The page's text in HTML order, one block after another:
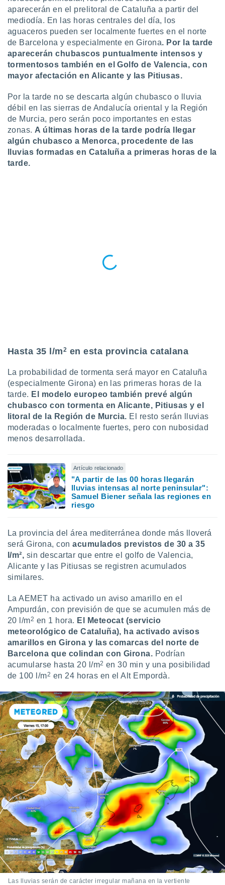
utilizar
crear un
uso de
contenido
medir el
de la
el
del
de
a través
1199
aparecerán en el prelitoral de Cataluña a partir del
mediodía. En las horas centrales del día, los
aguaceros pueden ser localmente fuertes en el norte
de Barcelona y especialmente en Girona. Por la tarde
aparecerán chubascos puntualmente intensos y
tormentosos también en el Golfo de Valencia, con
mayor afectación en Alicante y las Pitiusas.
Por la tarde no se descarta algún chubasco o lluvia
débil en las sierras de Andalucía oriental y la Región
de Murcia, pero serán poco importantes en estas
zonas. A últimas horas de la tarde podría llegar
algún chubasco a Menorca, procedente de las
lluvias formadas en Cataluña a primeras horas de la
tarde.
Hasta 35 l/m2 en esta provincia catalana
La probabilidad de tormenta será mayor en Cataluña
(especialmente Girona) en las primeras horas de la
tarde. El modelo europeo también prevé algún
chubasco con tormenta en Alicante, Pitiusas y el
litoral de la Región de Murcia. El resto serán lluvias
moderadas o localmente fuertes, pero con nubosidad
menos desarrollada.
Artículo relacionado
"A partir de las 00 horas llegarán
lluvias intensas al norte peninsular":
Samuel Biener señala las regiones en
riesgo
La provincia del área mediterránea donde más lloverá
será Girona, conacumulados previstos de 30 a 35
l/m², sin descartar que entre el golfo de Valencia,
Alicante y las Pitiusas se registren acumulados
similares.
La AEMET ha activado un aviso amarillo en el
Ampurdán, con previsión de que se acumulen más de
20 l/m2 en 1 hora. El Meteocat (servicio
meteorológico de Cataluña), ha activado avisos
amarillos en Girona y las comarcas del norte de
Barcelona que colindan con Girona. Podrían
acumularse hasta 20 l/m2 en 30 min y una posibilidad
de 100 l/m2 en 24 horas en el Alt Empordà.
Las lluvias serán de carácter irregular mañana en la vertiente